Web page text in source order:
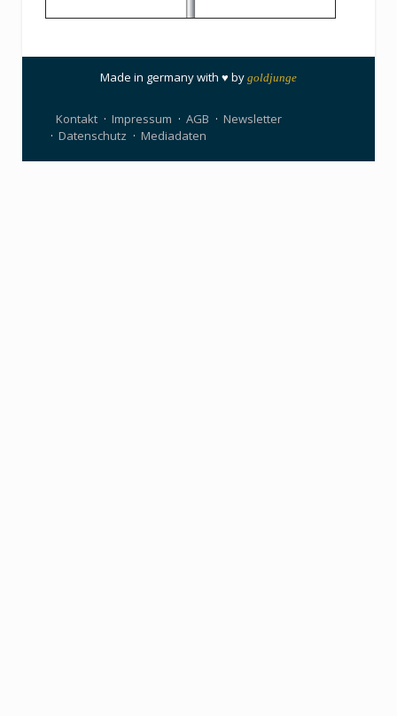
Made in germany with ♥ by goldjunge
Kontakt Impressum AGB
Newsletter
Datenschutz
Mediadaten